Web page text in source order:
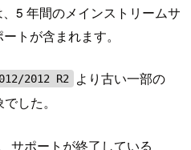
5 年間のメインストリームサ
トが含まれます。
2012 R2
より古い一部の
した。
サポートが終了している